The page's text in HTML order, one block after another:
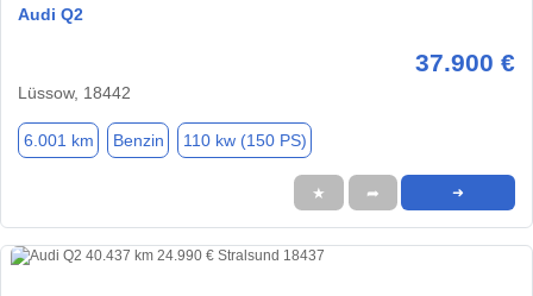
Audi Q2
37.900 €
Lüssow, 18442
6.001 km Benzin 110 kw (150 PS)
★ ➦ ➜